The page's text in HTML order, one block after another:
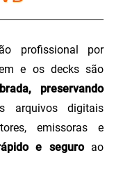
profissional por
e os decks são
preservando
arquivos digitais
emissoras e
e seguroao